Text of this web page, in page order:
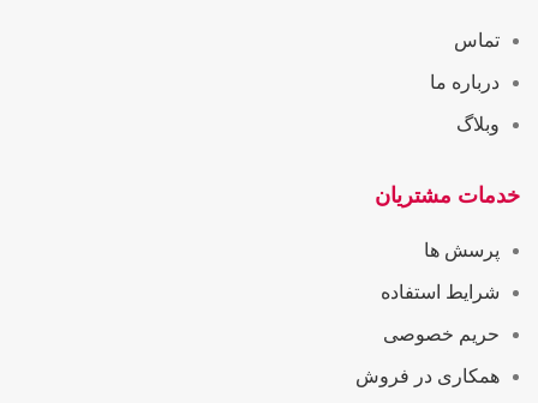
تماس
درباره ما
وبلاگ
خدمات مشتریان
پرسش ها
شرایط استفاده
حریم خصوصی
همکاری در فروش